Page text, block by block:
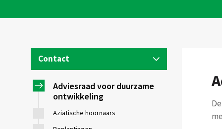
Contact
DUURZAME ONTWIKKELING
Parijsstraat, 112
022476335
ddo@evere.brussels
Adviesraad voor duurzame
ontwikkeling
Aziatische hoornaars